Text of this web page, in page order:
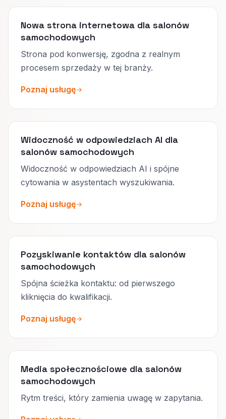
Nowa strona internetowa dla salonów
samochodowych
Strona pod konwersję, zgodna z realnym
procesem sprzedaży w tej branży.
Poznaj usługę
Widoczność w odpowiedziach AI dla
salonów samochodowych
Widoczność w odpowiedziach AI i spójne
cytowania w asystentach wyszukiwania.
Poznaj usługę
Pozyskiwanie kontaktów dla salonów
samochodowych
Spójna ścieżka kontaktu: od pierwszego
kliknięcia do kwalifikacji.
Poznaj usługę
Media społecznościowe dla salonów
samochodowych
Rytm treści, który zamienia uwagę w zapytania.